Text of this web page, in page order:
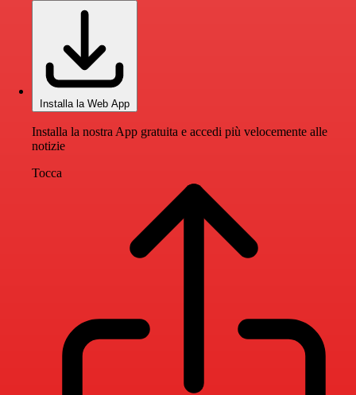
Installa la Web App
Installa la nostra App gratuita e accedi più velocemente alle
notizie
Tocca